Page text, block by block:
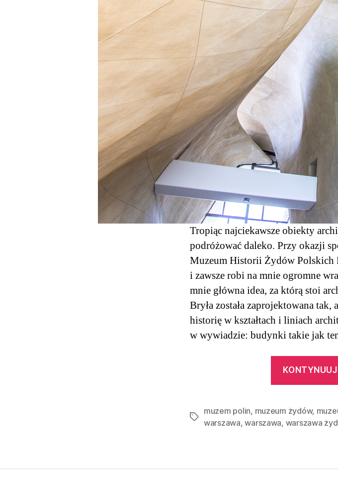
Tropiąc najciekawsze obiekty
podróżować daleko. Przy okazji
Muzeum Historii Żydów Polskich
i zawsze robi na mnie ogromne
mnie główna idea, za którą stoi
Bryła została zaprojektowana
historię w kształtach i liniach
w wywiadzie: budynki takie jak
Tagi
muzem polin, muzeum żydów,
warszawa,warszawa, warszawa